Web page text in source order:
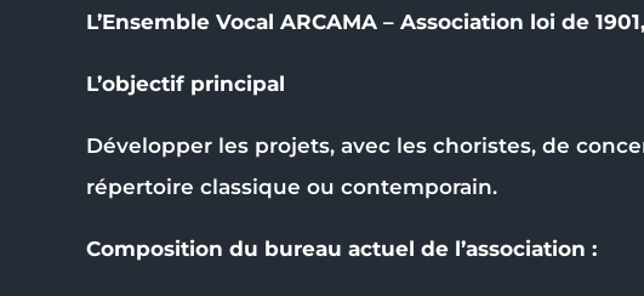
L’Ensemble Vocal ARCAMA – Association loi de
L’objectif principal
Développer les projets, avec les choristes, de
répertoire classique ou contemporain.
Composition du bureau actuel de l’association :